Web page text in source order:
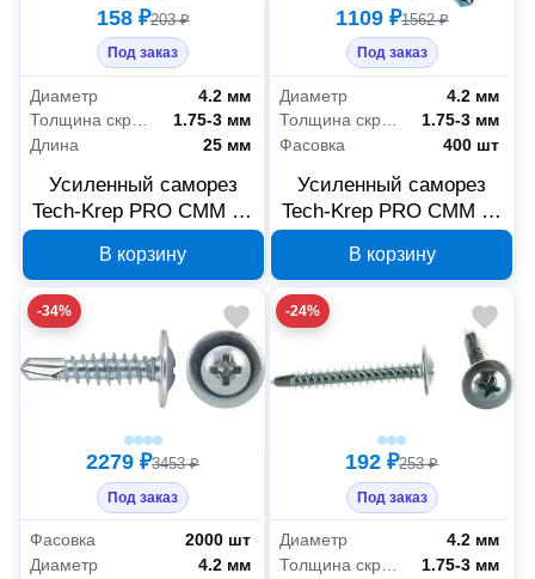
158 ₽203 ₽
Под заказ
Диаметр
4.2 мм
Толщина скрепляемых материалов
1.75-3 мм
Длина
25 мм
Усиленный саморез
Tech-Krep PRO СММ св
В корзину
1109 ₽1562 ₽
Под заказ
Диаметр
4.2 мм
Толщина скрепляемых материалов
1.75-3 мм
Фасовка
400 шт
Усиленный саморез
Tech-Krep PRO СММ св
В корзину
-34%
2279 ₽3453 ₽
Под заказ
Фасовка
2000 шт
Диаметр
4.2 мм
-24%
192 ₽253 ₽
Под заказ
Диаметр
4.2 мм
Толщина скрепляемых материалов
1.75-3 мм